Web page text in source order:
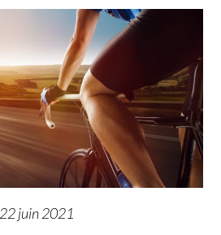
juin 2021